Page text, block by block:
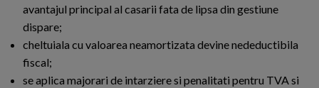
avantajul principal al casarii fata de lipsa din gestiune
dispare;
cheltuiala cu valoarea neamortizata devine nedeductibila
fiscal;
se aplica majorari de intarziere si penalitati pentru TVA si